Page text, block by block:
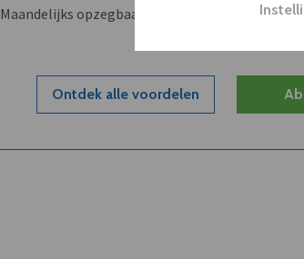
Maandelijks opzegbaar
Ontdek alle voordelen